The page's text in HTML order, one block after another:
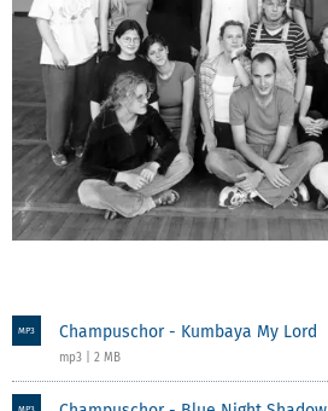
MP3 Champuschor - Kumbaya My Lord
mp3 | 2 MB
MP3